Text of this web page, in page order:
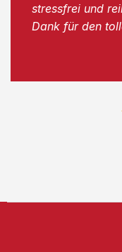
stressfrei und
Dank für den